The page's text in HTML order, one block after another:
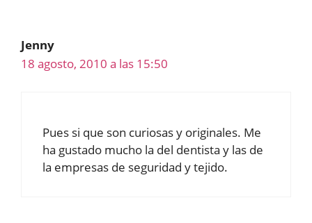
Jenny
18 agosto, 2010 a las 15:50
Pues si que son curiosas y originales. Me
ha gustado mucho la del dentista y las de
la empresas de seguridad y tejido.